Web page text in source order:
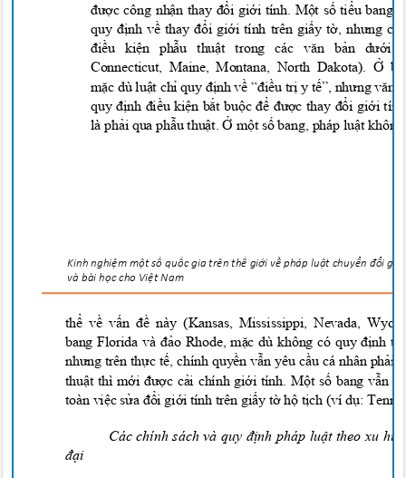
được công nhận thay đổi giới tính. Một số tiểu bang
quy định về thay đổi giới tính trên giấy tờ, nhưng
điều kiện phẫu thuật trong các văn bản
Connecticut, Maine, Montana, North Dakota). Ở
mặc dù luật chỉ quy định về “điều trị y tế”, nhưng văn
quy định điều kiện bắt buộc để được thay đổi giới
là phải qua phẫu thuật. Ở một số bang, pháp luật k
Kinh nghiệm một sốquốc gia trên thế giới vềpháp luật chuyển đổi g
và bài học cho Việt Nam
thể về vấn đề này (Kansas, Mississippi, Nevada,
bang Florida và đảo Rhode, mặc dù không có quy định
nhưng trên thực tế, chính quyền vẫn yêu cầu cá nhân phải
thuật thì mới được cải chính giới tính. Một số bang vẫn
toàn việc sửa đổi giới tính trên giấy tờ hộ tịch (ví dụ:
Các chính sách và quy định pháp luật theo xu
đại